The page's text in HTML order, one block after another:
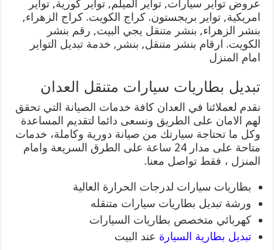
عروض تواير سيارات, تواير الميلم, تواير كورية, تواير
امريكية, تواير بريجستون. كراج الكويت. كراج الزهراء,
بنشر الزهراء, بنشر متنقل يجي البيت, رقم بنشر
الكويت. ارقام بنشر متنقل, بنشر, خدمة تبديل التواير
امام المنزل
تبديل بطاريات سيارات متنقل العدان
نقدم لعملائنا في العدان كافة خدمات الصيانة التي تحقق
لهم الامان على الطريق ونسعى دائما لتقديم المساعدة
وكل ما تحتاجة سيارتك من صيانة دورية وكاملة، خدمات
متاحة على مدار 24 ساعة على الطرق السريعة وامام
المنزل ، فقط تواصل معنا.
بطاريات سيارات لدرجات الحرارة العالية
ورشة تبديل بطاريات سيارات متنقله
كهربائي متخصص بطاريات السيارات
تبديل بطارية السيارة عند البيت